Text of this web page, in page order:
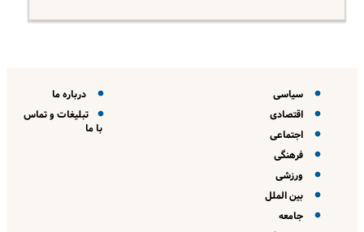
سیاسی
اقتصادی
اجتماعی
فرهنگی
ورزشی
بین الملل
جامعه
درباره ما
تبلیغات و تماس
با ما